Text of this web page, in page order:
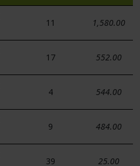
11 1,580.00
17 552.00
4 544.00
9 484.00
39 25.00